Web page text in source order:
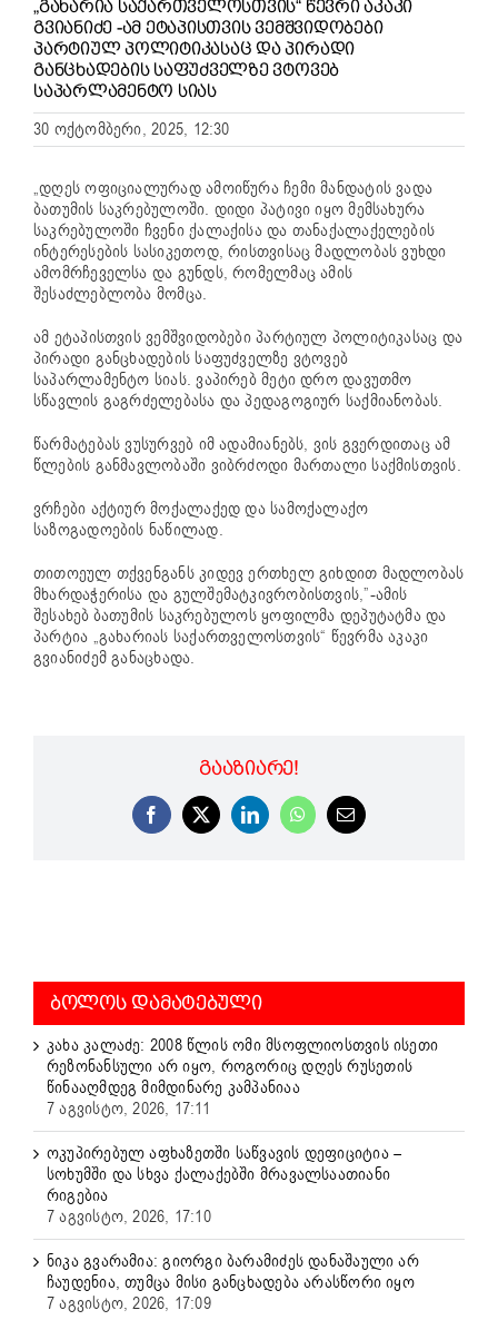
„ᲒᲐᲮᲐᲠᲘᲐ ᲡᲐᲥᲐᲠᲗᲕᲔᲚᲝᲡᲗᲕᲘᲡ“ ᲬᲔᲕᲠᲘ ᲐᲙᲐᲙᲘ
ᲒᲕᲘᲐᲜᲘᲫᲔ -ᲐᲛ ᲔᲢᲐᲞᲘᲡᲗᲕᲘᲡ ᲕᲔᲛᲨᲕᲘᲓᲝᲑᲔᲑᲘ
ᲞᲐᲠᲢᲘᲣᲚ ᲞᲝᲚᲘᲢᲘᲙᲐᲡᲐᲪ ᲓᲐ ᲞᲘᲠᲐᲓᲘ
ᲒᲐᲜᲪᲮᲐᲓᲔᲑᲘᲡ ᲡᲐᲤᲣᲫᲕᲔᲚᲖᲔ ᲕᲢᲝᲕᲔᲑ
ᲡᲐᲞᲐᲠᲚᲐᲛᲔᲜᲢᲝ ᲡᲘᲐᲡ
30 ოქტომბერი, 2025, 12:30
„დღეს ოფიციალურად ამოიწურა ჩემი მანდატის ვადა
ბათუმის საკრებულოში. დიდი პატივი იყო მემსახურა
საკრებულოში ჩვენი ქალაქისა და თანაქალაქელების
ინტერესების სასიკეთოდ, რისთვისაც მადლობას ვუხდი
ამომრჩეველსა და გუნდს, რომელმაც ამის
შესაძლებლობა მომცა.
ამ ეტაპისთვის ვემშვიდობები პარტიულ პოლიტიკასაც და
პირადი განცხადების საფუძველზე ვტოვებ
საპარლამენტო სიას. ვაპირებ მეტი დრო დავუთმო
სწავლის გაგრძელებასა და პედაგოგიურ საქმიანობას.
წარმატებას ვუსურვებ იმ ადამიანებს, ვის გვერდითაც ამ
წლების განმავლობაში ვიბრძოდი მართალი საქმისთვის.
ვრჩები აქტიურ მოქალაქედ და სამოქალაქო
საზოგადოების ნაწილად.
თითოეულ თქვენგანს კიდევ ერთხელ გიხდით მადლობას
მხარდაჭერისა და გულშემატკივრობისთვის,”-ამის
შესახებ ბათუმის საკრებულოს ყოფილმა დეპუტატმა და
პარტია „გახარიას საქართველოსთვის“ წევრმა აკაკი
გვიანიძემ განაცხადა.
ᲒᲐᲐᲖᲘᲐᲠᲔ!
Facebook
X LinkedInWhatsApp
Email
ᲑᲝᲚᲝᲡ ᲓᲐᲛᲐᲢᲔᲑᲣᲚᲘ
კახა კალაძე: 2008 წლის ომი მსოფლიოსთვის ისეთი
რეზონანსული არ იყო, როგორიც დღეს რუსეთის
წინააღმდეგ მიმდინარე კამპანიაა
7 აგვისტო, 2026, 17:11
ოკუპირებულ აფხაზეთში საწვავის დეფიციტია –
სოხუმში და სხვა ქალაქებში მრავალსაათიანი
რიგებია
7 აგვისტო, 2026, 17:10
ნიკა გვარამია: გიორგი ბარამიძეს დანაშაული არ
ჩაუდენია, თუმცა მისი განცხადება არასწორი იყო
7 აგვისტო, 2026, 17:09